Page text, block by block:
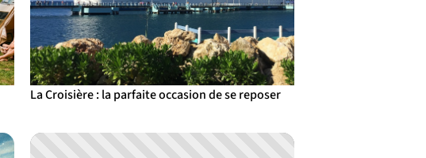
La Croisière : la parfaite occasion de se reposer